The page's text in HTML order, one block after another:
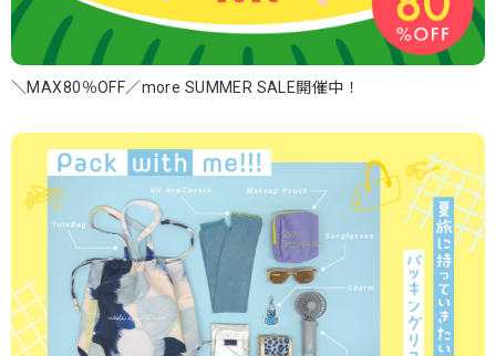
＼MAX80％OFF／more SUMMER SALE開催中！